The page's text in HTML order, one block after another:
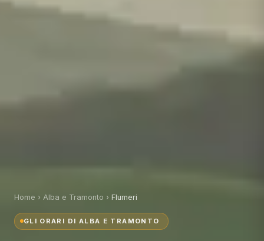
Home › Alba e Tramonto › Flumeri
GLI ORARI DI ALBA E TRAMONTO